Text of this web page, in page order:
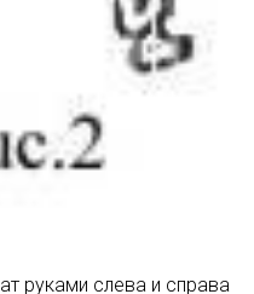
руками слева и справа